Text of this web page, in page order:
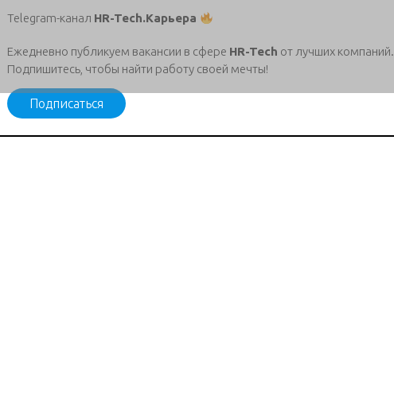
Telegram-канал HR-Tech.Карьера
Ежедневно публикуем вакансии в сфере HR-Tech от лучших компаний.
Подпишитесь, чтобы найти работу своей мечты!
Подписаться